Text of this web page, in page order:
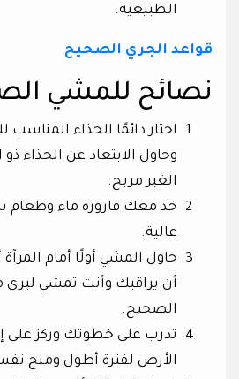
الطبيعية.
قواعد الجري الصحيح
نصائح للمشي
اختار دائمًا الحذاء المناسب
وحاول الابتعاد عن الحذاء
الغير مريح.
خذ معك قارورة ماء وطعام
عالية.
حاول المشي أولًا أمام
أن يراقبك وأنت تمشي ليرى
الصحيح.
تدرب على خطوتك وركز على
الأرض لفترة أطول ومنح